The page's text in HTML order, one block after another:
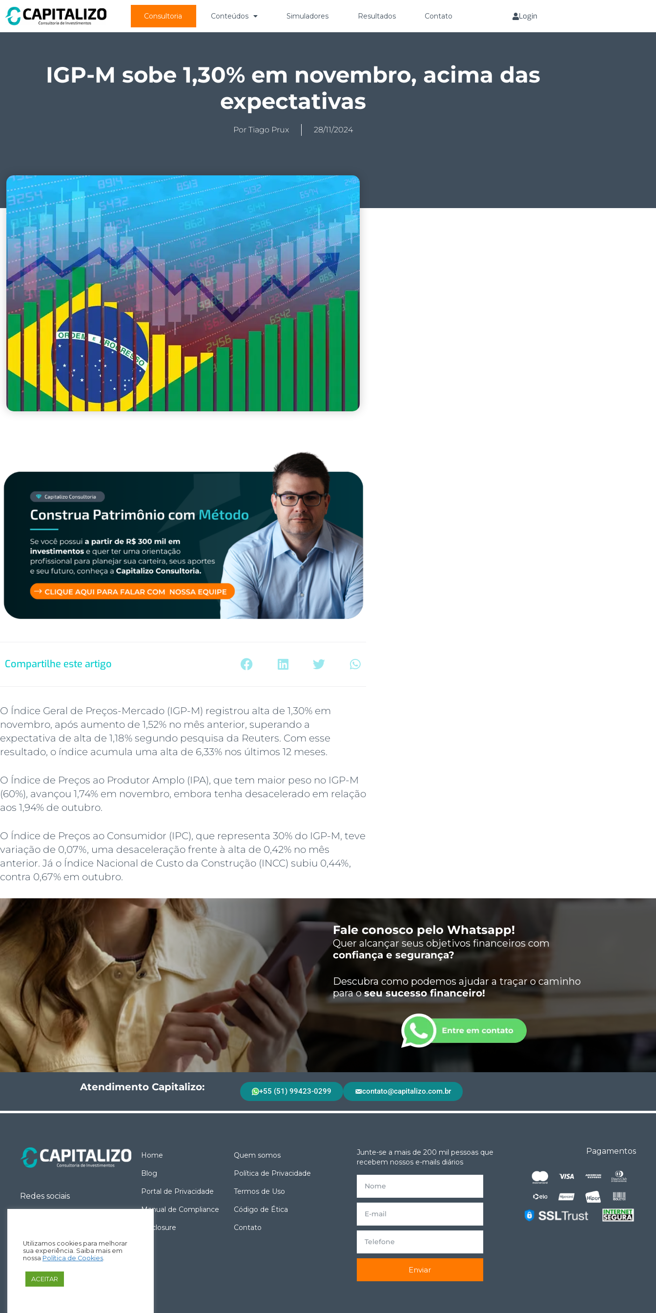
Consultoria Conteúdos Simuladores Resultados Contato Login
IGP-M sobe 1,30% em novembro, acima das
expectativas
Por Tiago Prux 28/11/2024
Compartilhe este artigo
O Índice Geral de Preços-Mercado (IGP-M) registrou alta de 1,30% em
novembro, após aumento de 1,52% no mês anterior, superando a
expectativa de alta de 1,18% segundo pesquisa da Reuters. Com esse
resultado, o índice acumula uma alta de 6,33% nos últimos 12 meses.
O Índice de Preços ao Produtor Amplo (IPA), que tem maior peso no IGP-M
(60%), avançou 1,74% em novembro, embora tenha desacelerado em relação
aos 1,94% de outubro.
O Índice de Preços ao Consumidor (IPC), que representa 30% do IGP-M, teve
variação de 0,07%, uma desaceleração frente à alta de 0,42% no mês
anterior. Já o Índice Nacional de Custo da Construção (INCC) subiu 0,44%,
contra 0,67% em outubro.
Fale conosco pelo Whatsapp!
Quer alcançar seus objetivos financeiros com
confiança e segurança?
Descubra como podemos ajudar a traçar o caminho
para oseu sucesso financeiro!
Atendimento Capitalizo: +55 (51) 99423-0299 contato@capitalizo.com.br
Redes sociais
Home Quem somos
Blog Política de Privacidade
Portal de Privacidade Termos de Uso
Manual de Compliance Código de Ética
Disclosure Contato
Junte-se a mais de 200 mil pessoas que
recebem nossos e-mails diários
Enviar
Pagamentos
Utilizamos cookies para melhorar
sua experiência. Saiba mais em
nossa Política de Cookies
ACEITAR